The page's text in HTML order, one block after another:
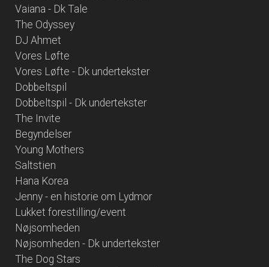
Vaiana - Dk Tale
The Odyssey
DJ Ahmet
Vores Løfte
Vores Løfte - Dk undertekster
Dobbeltspil
Dobbeltspil - Dk undertekster
The Invite
Begyndelser
Young Mothers
Saltstien
Hana Korea
Jenny - en historie om Lydmor
Lukket forestilling/event
Nøjsomheden
Nøjsomheden - Dk undertekster
The Dog Stars